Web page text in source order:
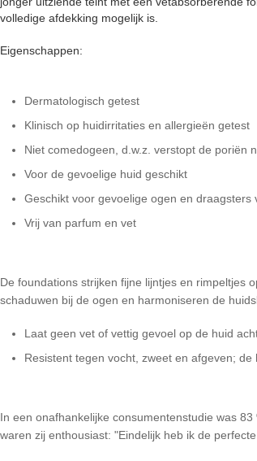
volledige afdekking mogelijk is.
Eigenschappen:
Dermatologisch getest
Klinisch op huidirritaties en allergieën getest
Niet comedogeen, d.w.z. verstopt de poriën
Voor de gevoelige huid geschikt
Geschikt voor gevoelige ogen en draagsters
Vrij van parfum en vet
De foundations strijken fijne lijntjes en rimpeltjes
schaduwen bij de ogen en harmoniseren de
Laat geen vet of vettig gevoel op de huid
Resistent tegen vocht, zweet en afgeven; de
In een onafhankelijke consumentenstudie was
waren zij enthousiast: "Eindelijk heb ik de